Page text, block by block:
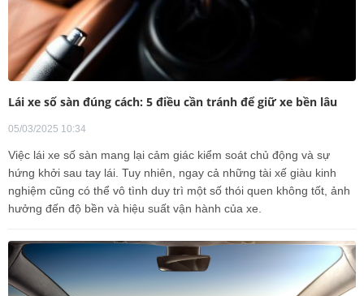
Lái xe số sàn đúng cách: 5 điều cần tránh để giữ xe bền lâu
05/03/2025 10:34
Việc lái xe số sàn mang lại cảm giác kiểm soát chủ động và sự
hứng khởi sau tay lái. Tuy nhiên, ngay cả những tài xế giàu kinh
nghiệm cũng có thể vô tình duy trì một số thói quen không tốt, ảnh
hưởng đến độ bền và hiệu suất vận hành của xe.